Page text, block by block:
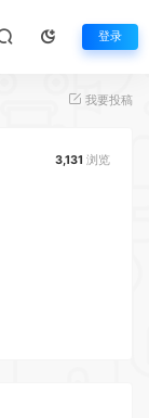
登录
我要投稿
3,131 浏览